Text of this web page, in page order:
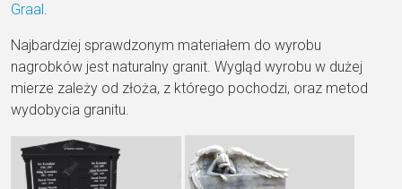
Graal.
Najbardziej sprawdzonym materiałem do wyrobu
nagrobków jest naturalny granit. Wygląd wyrobu w dużej
mierze zależy od złoża, z którego pochodzi, oraz metod
wydobycia granitu.